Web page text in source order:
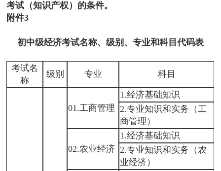
考试（知识产权）的条件。
附件3
初中级经济考试名称、级别、专业和科目代码表
考试名
称
级别 专业 科目
01.工商管理
1.经济基础知识
2.专业知识和实务（工
商管理）
02.农业经济
1.经济基础知识
2.专业知识和实务（农
业经济）